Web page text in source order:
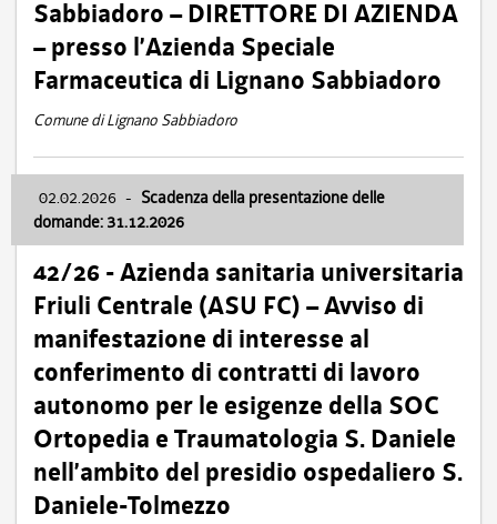
Sabbiadoro – DIRETTORE DI AZIENDA
– presso l’Azienda Speciale
Farmaceutica di Lignano Sabbiadoro
Comune di Lignano Sabbiadoro
02.02.2026 - Scadenza della presentazione delle
domande: 31.12.2026
42/26 - Azienda sanitaria universitaria
Friuli Centrale (ASU FC) – Avviso di
manifestazione di interesse al
conferimento di contratti di lavoro
autonomo per le esigenze della SOC
Ortopedia e Traumatologia S. Daniele
nell’ambito del presidio ospedaliero S.
Daniele-Tolmezzo